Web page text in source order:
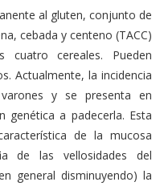
al gluten, conjunto de
cebada y centeno (TACC)
cereales. Pueden
Actualmente, la incidencia
y se presenta en
genética a padecerla. Esta
de la mucosa
de las vellosidades del
general disminuyendo) la